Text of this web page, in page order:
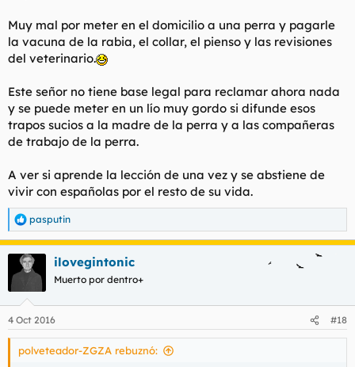
Muy mal por meter en el domicilio a una perra y pagarle
la vacuna de la rabia, el collar, el pienso y las revisiones
del veterinario.
Este señor no tiene base legal para reclamar ahora nada
y se puede meter en un lío muy gordo si difunde esos
trapos sucios a la madre de la perra y a las compañeras
de trabajo de la perra.
A ver si aprende la lección de una vez y se abstiene de
vivir con españolas por el resto de su vida.
R
e
a
c
e
s
pasputin
ilovegintonic
Muerto por dentro+
4 Oct 2016 #18
polveteador-ZGZA rebuznó: